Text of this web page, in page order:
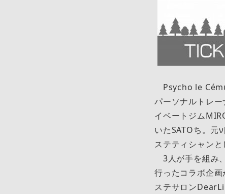
Psycho le
パーソナルトレ
イベートジム
いたSATOち。元
ステティシャンと
3人が手を組み
行ったコラボ企
ステサロン